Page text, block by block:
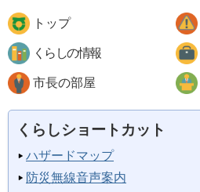
トップ
くらしの情報
市長の部屋
くらしショートカット
ハザードマップ
防災無線音声案内